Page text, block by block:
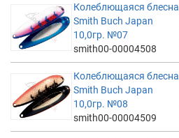
Колеблющаяся блесна
Smith Buch Japan
10,0гр. №07
smith00-00004508
Колеблющаяся блесна
Smith Buch Japan
10,0гр. №08
smith00-00004509